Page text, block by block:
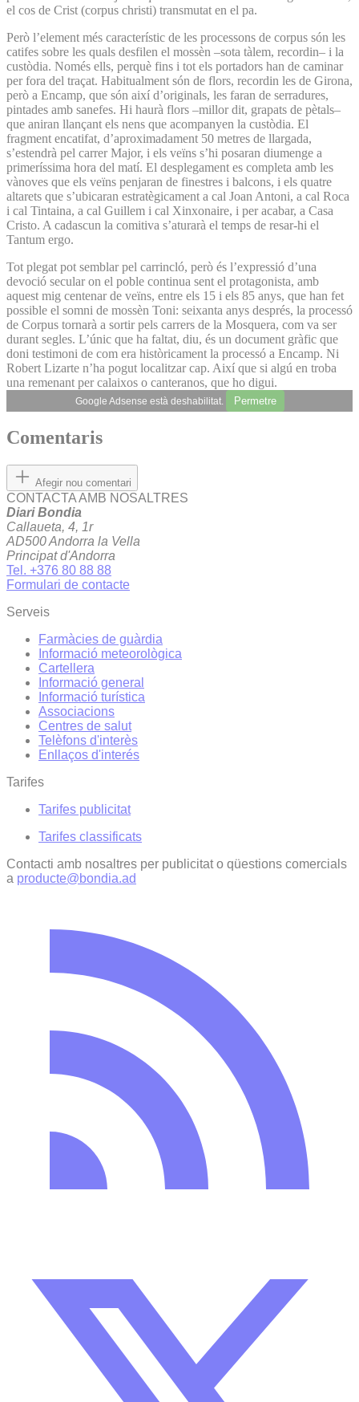
el cos de Crist (corpus christi) transmutat en el pa.
Però l’element més característic de les processons de corpus són les
catifes sobre les quals desfilen el mossèn –sota tàlem, recordin– i la
custòdia. Només ells, perquè fins i tot els portadors han de caminar
per fora del traçat. Habitualment són de flors, recordin les de Girona,
però a Encamp, que són així d’originals, les faran de serradures,
pintades amb sanefes. Hi haurà flors –millor dit, grapats de pètals–
que aniran llançant els nens que acompanyen la custòdia. El
fragment encatifat, d’aproximadament 50 metres de llargada,
s’estendrà pel carrer Major, i els veïns s’hi posaran diumenge a
primeríssima hora del matí. El desplegament es completa amb les
vànoves que els veïns penjaran de finestres i balcons, i els quatre
altarets que s’ubicaran estratègicament a cal Joan Antoni, a cal Roca
i cal Tintaina, a cal Guillem i cal Xinxonaire, i per acabar, a Casa
Cristo. A cadascun la comitiva s’aturarà el temps de resar-hi el
Tantum ergo.
Tot plegat pot semblar pel carrincló, però és l’expressió d’una
devoció secular on el poble continua sent el protagonista, amb
aquest mig centenar de veïns, entre els 15 i els 85 anys, que han fet
possible el somni de mossèn Toni: seixanta anys després, la processó
de Corpus tornarà a sortir pels carrers de la Mosquera, com va ser
durant segles. L’únic que ha faltat, diu, és un document gràfic que
doni testimoni de com era històricament la processó a Encamp. Ni
Robert Lizarte n’ha pogut localitzar cap. Així que si algú en troba
una remenant per calaixos o canteranos, que ho digui.
Google Adsense està deshabilitat. Permetre
Comentaris
Afegir nou comentari
CONTACTA AMB NOSALTRES
Diari Bondia
Callaueta, 4, 1r
AD500 Andorra la Vella
Principat d'Andorra
Tel. +376 80 88 88
Formulari de contacte
Serveis
Farmàcies de guàrdia
Informació meteorològica
Cartellera
Informació general
Informació turística
Associacions
Centres de salut
Telèfons d'interès
Enllaços d'interés
Tarifes
Tarifes publicitat
Tarifes classificats
Contacti amb nosaltres per publicitat o qüestions comercials
a producte@bondia.ad